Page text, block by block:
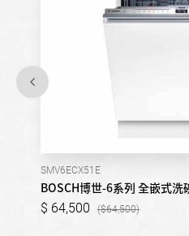
SMV6ECX51E
BOSCH博世-6系列 全嵌式洗
64,500 64,500